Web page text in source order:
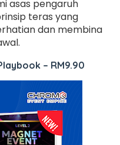
asas pengaruh
teras yang
dan membina
– RM9.90